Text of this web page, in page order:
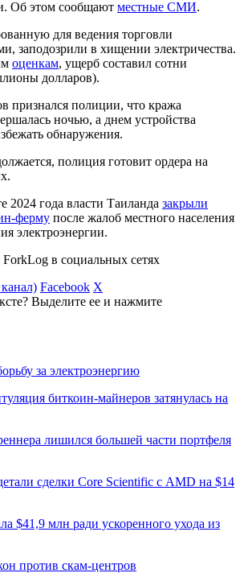
Об этом сообщают местные СМИ.
для ведения торговли
заподозрили в хищении электричества.
оценкам, ущерб составил сотни
долларов).
признался полиции, что кража
ночью, а днем устройства
обнаружения.
полиция готовит ордера на
2024 года власти Таиланда закрыли
ферму после жалоб местного населения
электроэнергии.
в социальных сетях
Facebook X
Выделите ее и нажмите
за электроэнергию
биткоин-майнеров затянулась на
лишился большей части портфеля
сделки Core Scientific с AMD на $14
$41,9 млн ради ускоренного ухода из
против скам-центров